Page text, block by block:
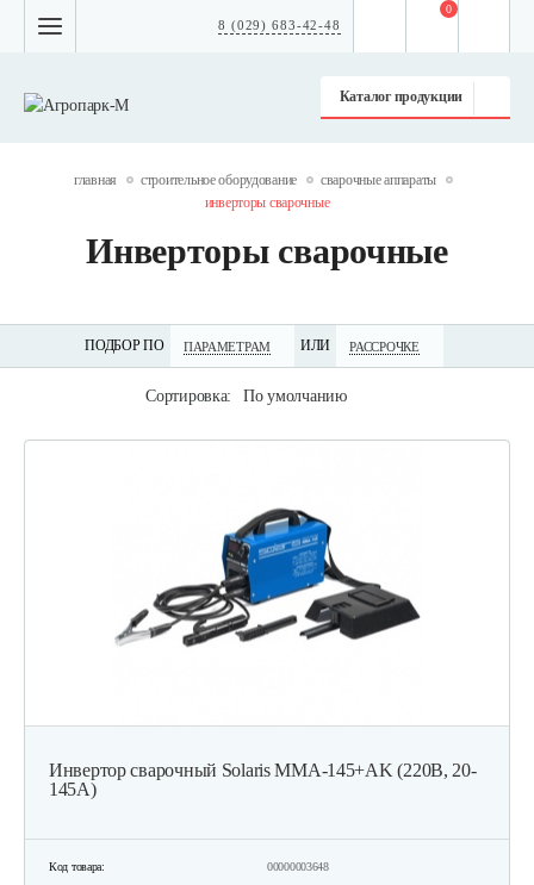
8 (029) 683-42-48
Каталог продукции
0
главная строительное оборудование
сварочные аппараты
инверторы сварочные
Инверторы сварочные
ПОДБОР ПО ПАРАМЕТРАМ ИЛИ РАССРОЧКЕ
Сортировка: По умолчанию
Инвертор сварочный Solaris MMA-145+AK (220В, 20-
145А)
Код товара: 00000003648